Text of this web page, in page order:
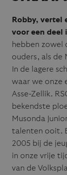
Robby, vertel
voor een deel
hebben zowel
ouders, als de
In de lagere
waar we onze
Asse-Zellik.
bekendste
Musonda
talenten ooit.
2005 bij de
in onze vrije
van de